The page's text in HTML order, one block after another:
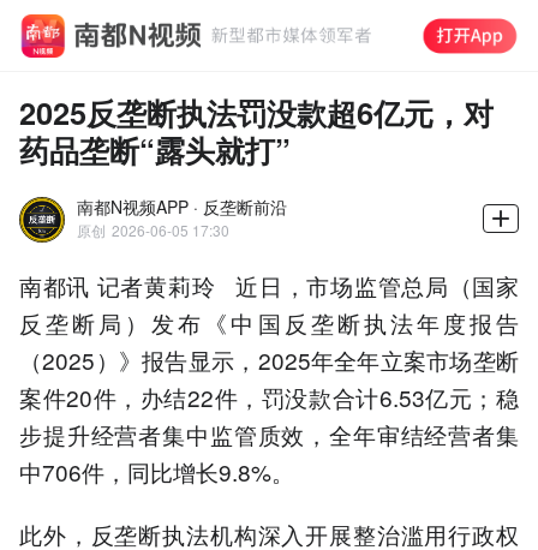
2025反垄断执法罚没款超6亿元，对
药品垄断“露头就打”
南都N视频APP · 反垄断前沿
原创 2026-06-05 17:30
南都讯 记者黄莉玲 近日，市场监管总局（国家
反垄断局）发布《中国反垄断执法年度报告
（2025）》报告显示，2025年全年立案市场垄断
案件20件，办结22件，罚没款合计6.53亿元；稳
步提升经营者集中监管质效，全年审结经营者集
中706件，同比增长9.8%。
此外，反垄断执法机构深入开展整治滥用行政权